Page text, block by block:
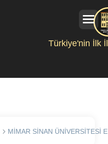
Türkiye'nin İlk
MİMAR SİNAN ÜNİVERSİTESİ